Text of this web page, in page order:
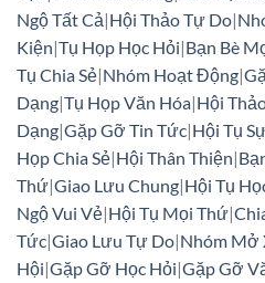
Ngộ Tất Cả|Hội Thảo Tự Do|
Kiện|Tụ Họp Học Hỏi|Bạn Bè
Tụ Chia Sẻ|Nhóm Hoạt Động|
Dạng|Tụ Họp Văn Hóa|Hội
Dạng|Gặp Gỡ Tin Tức|Hội Tụ
Họp Chia Sẻ|Hội Thân Thiện|
Thứ|Giao Lưu Chung|Hội Tụ
Ngộ Vui Vẻ|Hội Tụ Mọi Thứ|
Tức|Giao Lưu Tự Do|Nhóm Mở
Hội|Gặp Gỡ Học Hỏi|Gặp Gỡ